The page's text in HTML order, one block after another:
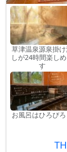
草津温泉源泉掛
しが24時間楽しめ
す
お風呂はひろびろ